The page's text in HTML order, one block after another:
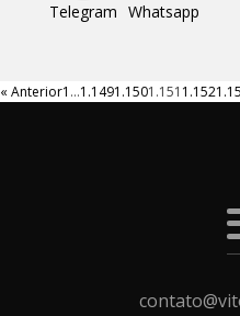
Telegram Whatsapp
« Anterior1 …1.1491.1501.151 1.152